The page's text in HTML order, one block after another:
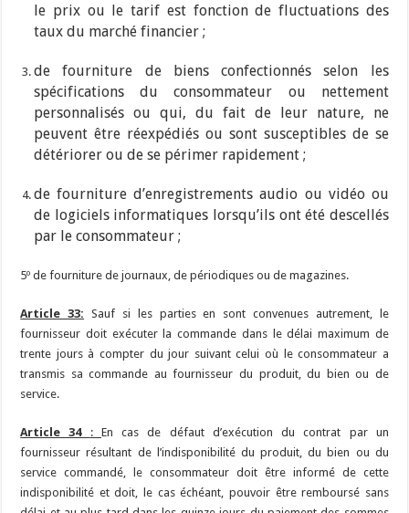
le prix ou le tarif est fonction de fluctuations des
taux du marché financier ;
de fourniture de biens confectionnés selon les
spécifications du consommateur ou nettement
personnalisés ou qui, du fait de leur nature, ne
peuvent être réexpédiés ou sont susceptibles de se
détériorer ou de se périmer rapidement ;
de fourniture d’enregistrements audio ou vidéo ou
de logiciels informatiques lorsqu’ils ont été descellés
par le consommateur ;
5º de fourniture de journaux, de périodiques ou de magazines.
Article 33: Sauf si les parties en sont convenues autrement, le
fournisseur doit exécuter la commande dans le délai maximum de
trente jours à compter du jour suivant celui où le consommateur a
transmis sa commande au fournisseur du produit, du bien ou de
service.
Article 34 : En cas de défaut d’exécution du contrat par un
fournisseur résultant de l’indisponibilité du produit, du bien ou du
service commandé, le consommateur doit être informé de cette
indisponibilité et doit, le cas échéant, pouvoir être remboursé sans